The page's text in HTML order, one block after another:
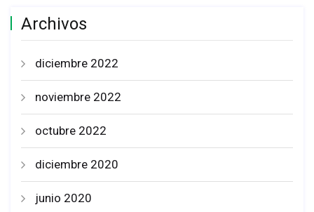
Archivos
diciembre 2022
noviembre 2022
octubre 2022
diciembre 2020
junio 2020